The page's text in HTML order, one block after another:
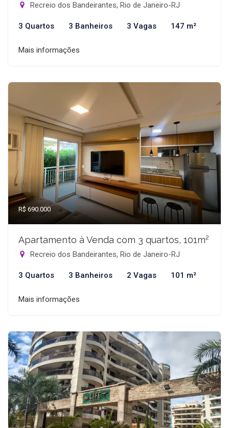
Recreio dos Bandeirantes, Rio de Janeiro-RJ
3 Quartos 3 Banheiros 3 Vagas 147 m²
Mais informações
R$ 690.000
Apartamento à Venda com 3 quartos, 101m²
Recreio dos Bandeirantes, Rio de Janeiro-RJ
3 Quartos 3 Banheiros 2 Vagas 101 m²
Mais informações